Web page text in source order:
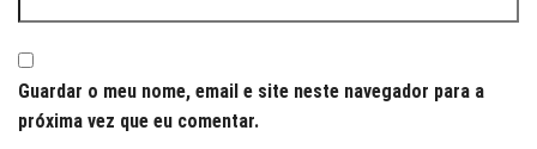
Guardar o meu nome, email e site neste navegador para a
próxima vez que eu comentar.